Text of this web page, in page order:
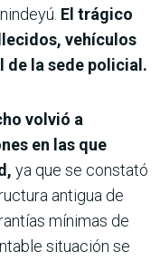
El trágico
vehículos
de la sede policial.
volvió a
en las que
ya que se constató
antigua de
mínimas de
situación se